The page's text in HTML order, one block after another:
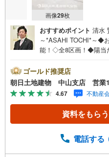
画像29枚
おすすめポイント 清水
～*ASAHI TOCHI*～◆
能！◇全8区画！◆陽当
とりつぎ * * * *おかげさ
した♪ご成約件数7万件
す！☆JR横浜線「中山
地建物中山店』まで！
合言葉に全13店舗で
告掲載していない物件
替えってどうするの・
ゴールド推奨店
朝日土地建物 中山支店 営業
4.67 不動産
資料をもらう
電話する